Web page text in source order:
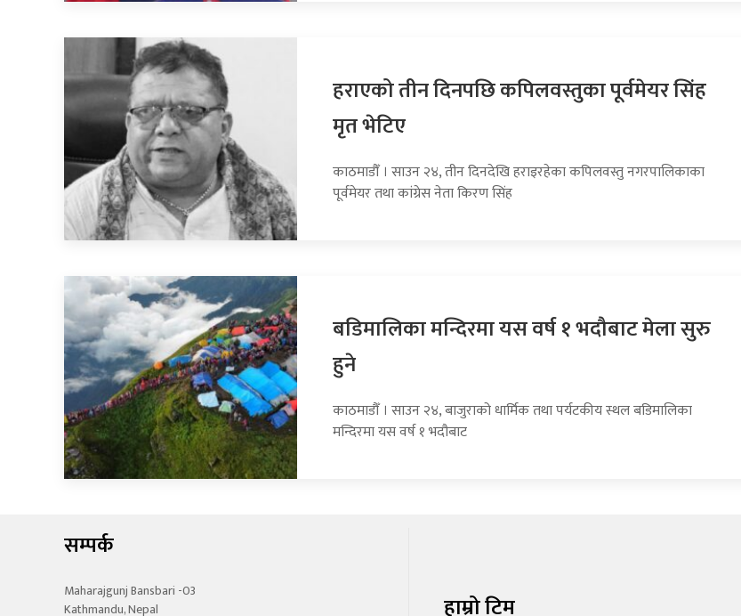
हराएको तीन दिनपछि कपिलवस्तुका पूर्वमेयर सिंह
मृत भेटिए
काठमाडौँ । साउन २४, तीन दिनदेखि हराइरहेका कपिलवस्तु नगरपालिकाका
पूर्वमेयर तथा कांग्रेस नेता किरण सिंह
बडिमालिका मन्दिरमा यस वर्ष १ भदौबाट मेला सुरु
हुने
काठमाडौँ । साउन २४, बाजुराको धार्मिक तथा पर्यटकीय स्थल बडिमालिका
मन्दिरमा यस वर्ष १ भदौबाट
सम्पर्क
Maharajgunj Bansbari -03
Kathmandu, Nepal
हाम्रो टिम